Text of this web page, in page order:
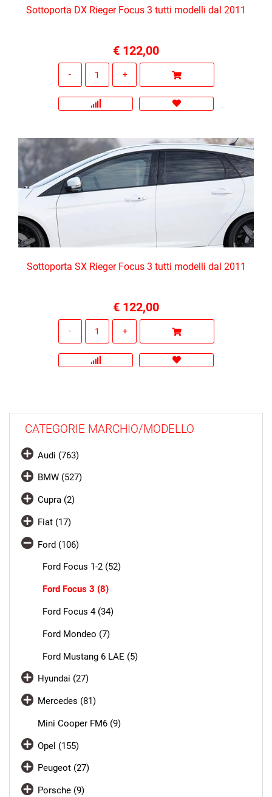
Sottoporta DX Rieger Focus 3 tutti modelli dal 2011
€ 122,00
Sottoporta SX Rieger Focus 3 tutti modelli dal 2011
€ 122,00
CATEGORIE MARCHIO/MODELLO
Audi (763)
BMW (527)
Cupra (2)
Fiat (17)
Ford (106)
Ford Focus 1-2 (52)
Ford Focus 3 (8)
Ford Focus 4 (34)
Ford Mondeo (7)
Ford Mustang 6 LAE (5)
Hyundai (27)
Mercedes (81)
Mini Cooper FM6 (9)
Opel (155)
Peugeot (27)
Porsche (9)